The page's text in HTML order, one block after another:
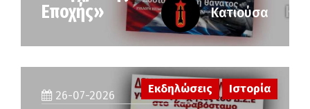
Εποχής»
Κατιούσα
26-07-2026
Εκδηλώσεις Ιστορία